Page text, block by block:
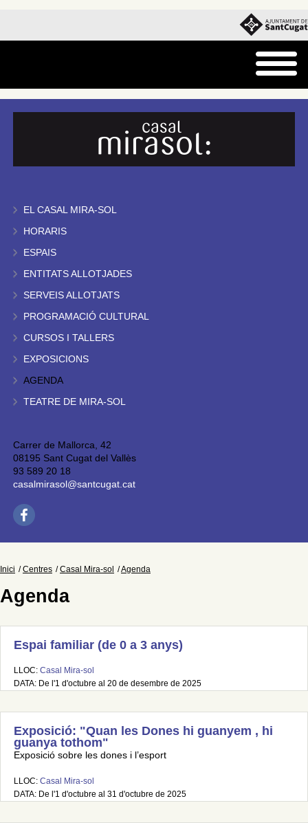
EL CASAL MIRA-SOL
HORARIS
ESPAIS
ENTITATS ALLOTJADES
SERVEIS ALLOTJATS
PROGRAMACIÓ CULTURAL
CURSOS I TALLERS
EXPOSICIONS
AGENDA
TEATRE DE MIRA-SOL
Carrer de Mallorca, 42
08195 Sant Cugat del Vallès
93 589 20 18
casalmirasol@santcugat.cat
Inici Centres Casal Mira-sol Agenda
Agenda
Espai familiar (de 0 a 3 anys)
LLOC: Casal Mira-sol
DATA: De l'1 d'octubre al 20 de desembre de 2025
Exposició: "Quan les Dones hi guanyem , hi
guanya tothom"
Exposició sobre les dones i l’esport
LLOC: Casal Mira-sol
DATA: De l'1 d'octubre al 31 d'octubre de 2025